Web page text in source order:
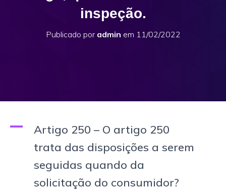
inspeção.
Publicado por admin em 11/02/2022
A
Artigo 250 – O artigo 250
trata das disposições a serem
seguidas quando da
solicitação do consumidor?